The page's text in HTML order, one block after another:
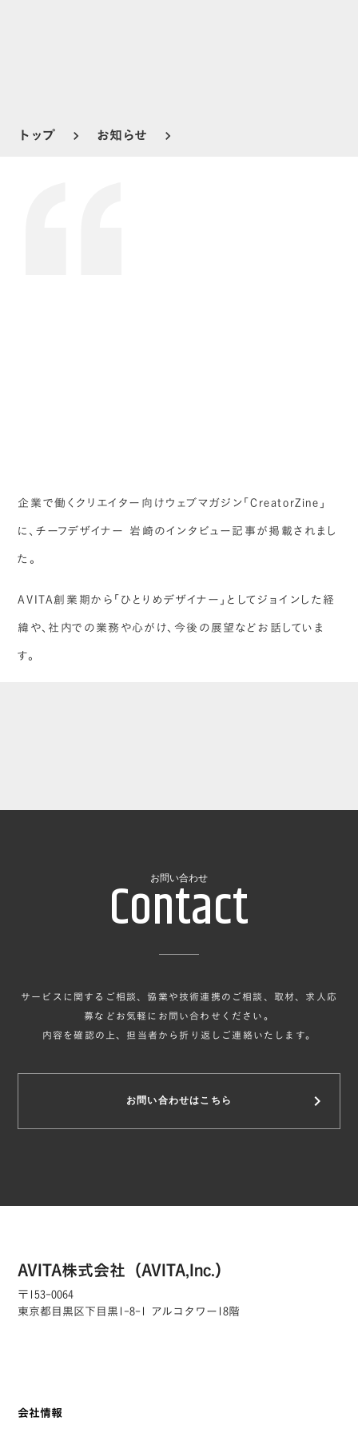
トップ keyboard_arrow_right お知らせ keyboard_arrow_right
企業で働くクリエイター向けウェブマガジン「CreatorZine」
に、チーフデザイナー 岩崎のインタビュー記事が掲載されまし
た。
AVITA創業期から「ひとりめデザイナー」としてジョインした経
緯や、社内での業務や心がけ、今後の展望などお話していま
す。
お問い合わせ
Contact
サービスに関するご相談、協業や技術連携のご相談、取材、求人応
募などお気軽にお問い合わせください。
内容を確認の上、担当者から折り返しご連絡いたします。
お問い合わせはこちら keyboard_arrow_right
AVITA株式会社（AVITA,Inc.）
〒153-0064
東京都目黒区下目黒1-8-1 アルコタワー18階
会社情報